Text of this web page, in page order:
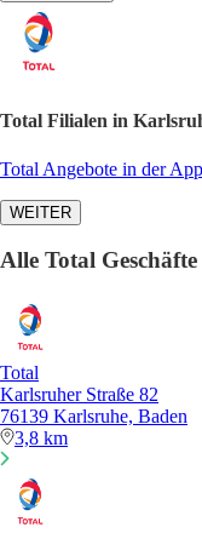
Total Filialen in
Total Angebote in der
WEITER
Alle Total
Total
Karlsruher Straße 82
76139 Karlsruhe, Baden
3,8 km